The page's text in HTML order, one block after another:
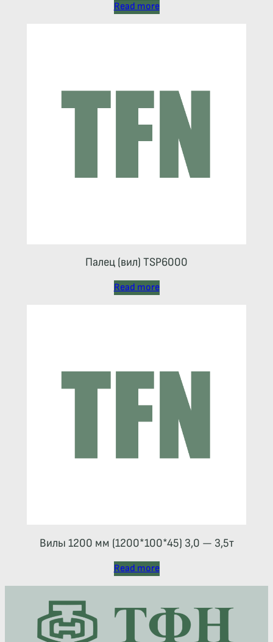
Read more
Палец (вил) TSP6000
Read more
Вилы 1200 мм (1200*100*45) 3,0 — 3,5т
Read more